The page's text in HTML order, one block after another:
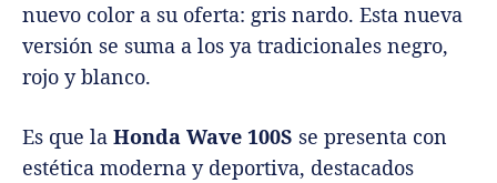
nuevo color a su oferta: gris nardo. Esta nueva
versión se suma a los ya tradicionales negro,
rojo y blanco.
Es que la Honda Wave 100S se presenta con
estética moderna y deportiva, destacados